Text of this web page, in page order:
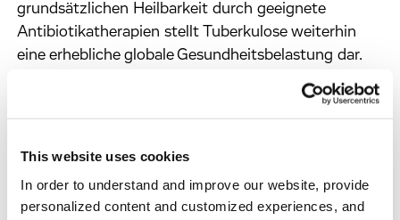
This website uses cookies
In order to understand and improve our website, provide
personalized content and customized experiences, and
grundsätzlichen Heilbarkeit durch geeignete
Antibiotikatherapien stellt Tuberkulose weiterhin
eine erhebliche globale Gesundheitsbelastung dar.
Im Jahr 2024 wurden schätzungsweise 10,7
Millionen Neuerkrankungen und 1,23 Millionen
Todesfälle verzeichnet. Besonders problematisch
sind resistente Erreger sowie lange und belastende
dringender Bedarf an besseren Diagnoseverfahren,